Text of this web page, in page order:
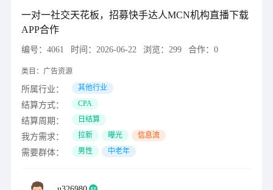
一对一社交天花板，招募快手达人MCN机构直播下载
APP合作
编号： 4061 时间： 2026-06-22 浏览： 299 合作： 0
类目： 广告资源
所属行业： 其他行业
结算方式： CPA
结算周期： 日结算
我方需求： 拉新 曝光 信息流
需要群体： 男性 中老年